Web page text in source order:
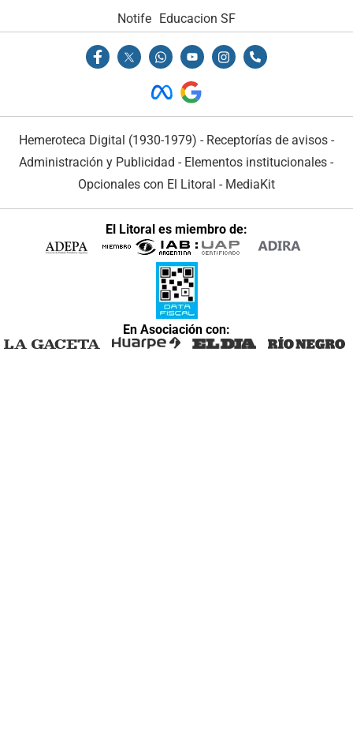
Notife Educacion SF
Hemeroteca Digital (1930-1979) - Receptorías de avisos -
Administración y Publicidad - Elementos institucionales -
Opcionales con El Litoral - MediaKit
El Litoral es miembro de:
En Asociación con: